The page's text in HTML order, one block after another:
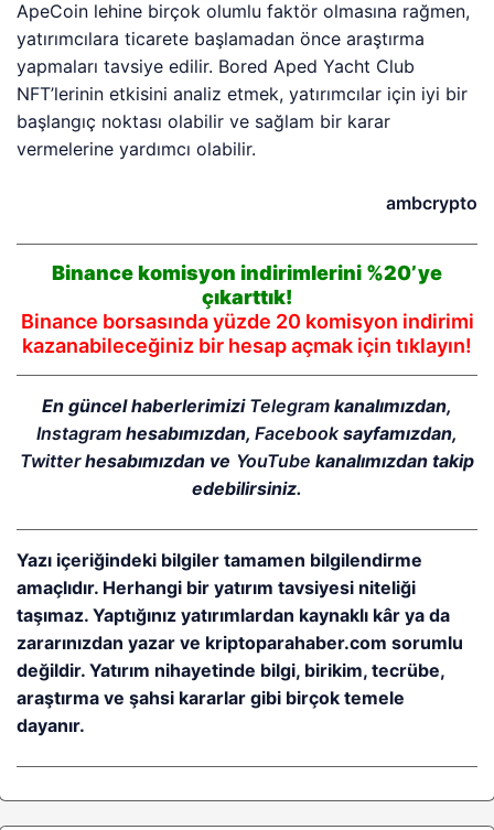
ApeCoin lehine birçok olumlu faktör olmasına rağmen,
yatırımcılara ticarete başlamadan önce araştırma
yapmaları tavsiye edilir. Bored Aped Yacht Club
NFT’lerinin etkisini analiz etmek, yatırımcılar için iyi bir
başlangıç ​​noktası olabilir ve sağlam bir karar
vermelerine yardımcı olabilir.
ambcrypto
Binance komisyon indirimlerini %20’ye
çıkarttık!
Binance borsasında yüzde 20 komisyon indirimi
kazanabileceğiniz bir hesap açmak için tıklayın!
En güncel haberlerimizi Telegram kanalımızdan,
Instagramhesabımızdan, Facebooksayfamızdan,
Twitterhesabımızdan ve YouTube kanalımızdan takip
edebilirsiniz.
Yazı içeriğindeki bilgiler tamamen bilgilendirme
amaçlıdır. Herhangi bir yatırım tavsiyesi niteliği
taşımaz. Yaptığınız yatırımlardan kaynaklı kâr ya da
zararınızdan yazar ve kriptoparahaber.com sorumlu
değildir. Yatırım nihayetinde bilgi, birikim, tecrübe,
araştırma ve şahsi kararlar gibi birçok temele
dayanır.